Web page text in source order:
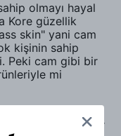
olmayı hayal
Kore güzellik
skin" yani cam
kişinin sahip
Peki cam gibi bir
mi
adımlardan biri
olduğu kadar